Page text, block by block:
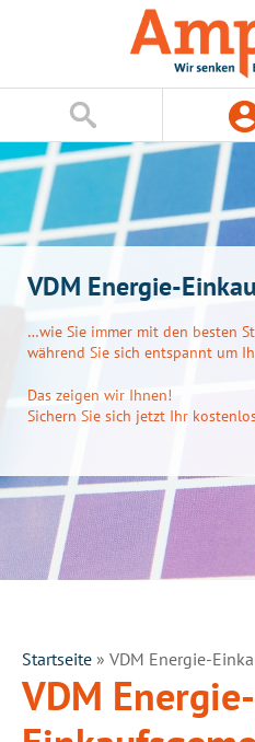
VDM Energie-
…wie Sie immer mit den besten
während Sie sich entspannt um
Das zeigen wir Ihnen!
Sichern Sie sich jetzt Ihr
Startseite » VDM Energie-
VDM Energie-